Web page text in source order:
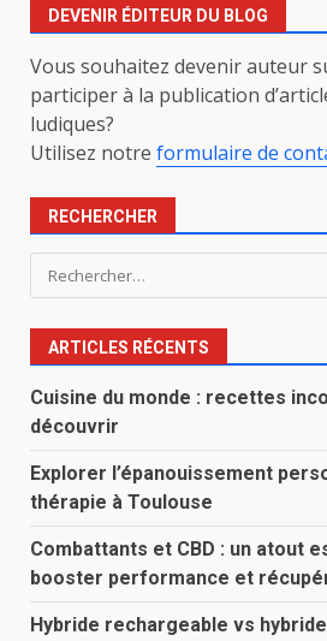
DEVENIR ÉDITEUR DU BLOG
Vous souhaitez devenir auteur
participer à la publication
ludiques?
Utilisez notre formulaire de
RECHERCHER
Rechercher :
ARTICLES RÉCENTS
Cuisine du monde : recettes
découvrir
Explorer l’épanouissement
thérapie à Toulouse
Combattants et CBD : un atout
booster performance et
Hybride rechargeable vs